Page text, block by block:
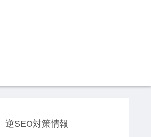
逆SEO対策情報